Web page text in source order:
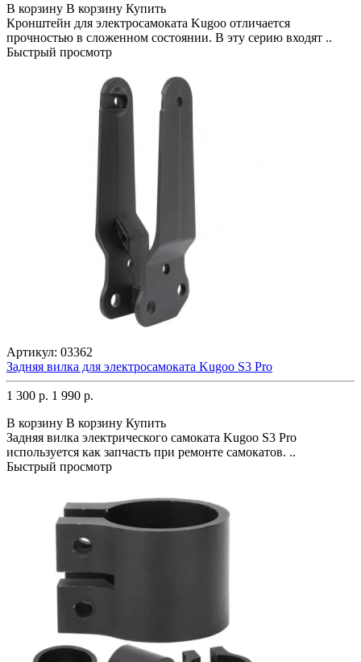
В корзину В корзину Купить
Кронштейн для электросамоката Kugoo отличается
прочностью в сложенном состоянии. В эту серию входят ..
Быстрый просмотр
Артикул: 03362
Задняя вилка для электросамоката Kugoo S3 Pro
1 300 р. 1 990 р.
В корзину В корзину Купить
Задняя вилка электрического самоката Kugoo S3 Pro
используется как запчасть при ремонте самокатов. ..
Быстрый просмотр